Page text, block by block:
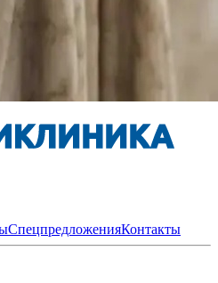
СпецпредложенияКонтакты